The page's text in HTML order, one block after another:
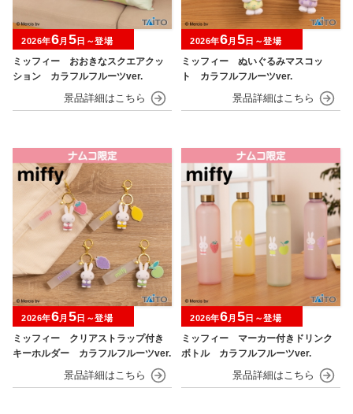
ミッフィー おおきなスクエアクッ
ション カラフルフルーツver.
2026年6月 5日～登場
ミッフィー ぬいぐるみマスコッ
ト カラフルフルーツver.
2026年6月 5日～登場
ミッフィー クリアストラップ付き
キーホルダー カラフルフルーツver.
2026年6月 5 日～登場
ミッフィー マーカー付きドリンク
ボトル カラフルフルーツver.
2026年6月 5 日～登場